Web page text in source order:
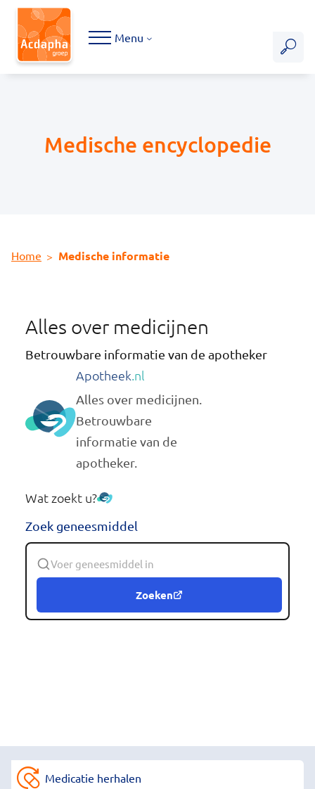
Hoofdmenu
Menu
Home Medische informatie
Medische encyclopedie
Alles over medicijnen
Betrouwbare informatie van de apotheker
Apotheek.nl
Alles over medicijnen.
Betrouwbare
informatie van de
apotheker.
Wat zoekt u?
Zoek geneesmiddel
Zoeken
Medicatie herhalen